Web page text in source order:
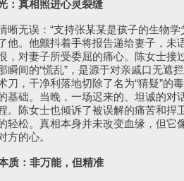
真相照进心灵裂缝
无误：“支持张某某是孩子的生物学
他。他颤抖着手将报告递给妻子，未
，对妻子所受委屈的痛心。陈女士接
瞬间的“慌乱”，是源于对亲戚口无遮
刀，干净利落地切除了名为“猜疑”的
基础。当晚，一场迟来的、坦诚的对
。陈女士也倾诉了被误解的痛苦和捍
轻松。真相本身并未改变血缘，但它
方的心。
：非万能，但精准